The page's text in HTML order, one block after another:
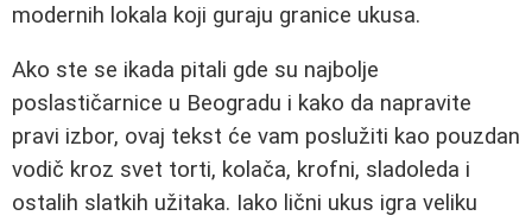
modernih lokala koji guraju granice ukusa.
Ako ste se ikada pitali gde su najbolje
poslastičarnice u Beogradu i kako da napravite
pravi izbor, ovaj tekst će vam poslužiti kao pouzdan
vodič kroz svet torti, kolača, krofni, sladoleda i
ostalih slatkih užitaka. Iako lični ukus igra veliku